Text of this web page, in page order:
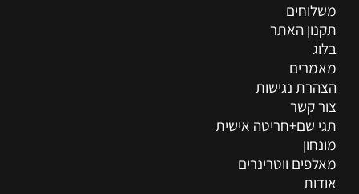
משלוחים
תקנון האתר
בלוג
מאמרים
הצהרת נגישות
צור קשר
תגי שם+חריטה אישית
מונחון
מאלפים ווטרינרים
אודות